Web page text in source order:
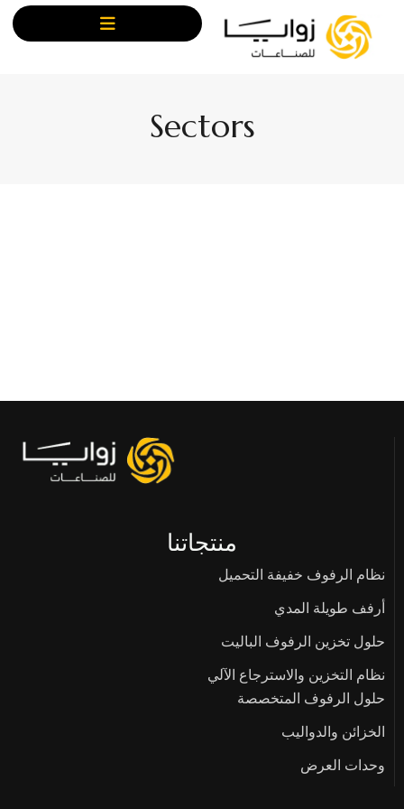
Sectors
منتجاتنا
نظام الرفوف خفيفة التحميل
أرفف طويلة المدي
حلول تخزين الرفوف الباليت
نظام التخزين والاسترجاع الآلي
حلول الرفوف المتخصصة
الخزائن والدواليب
وحدات العرض